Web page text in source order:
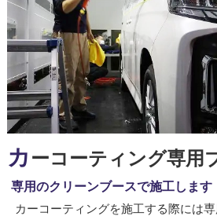
カ ーコーティング専用
専用のクリーンブースで施工します
カーコーティングを施工する際には